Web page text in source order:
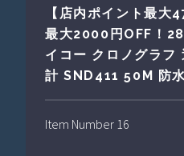
【店内ポイント最大
最大2000円OFF！
イコー クロノグラフ
計 SND411 50M 防水
Item Number 16